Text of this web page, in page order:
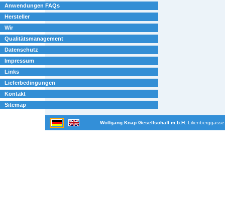
Anwendungen FAQs
Hersteller
Wir
Qualitätsmanagement
Datenschutz
Impressum
Links
Lieferbedingungen
Kontakt
Sitemap
Wolfgang Knap Gesellschaft m.b.H.